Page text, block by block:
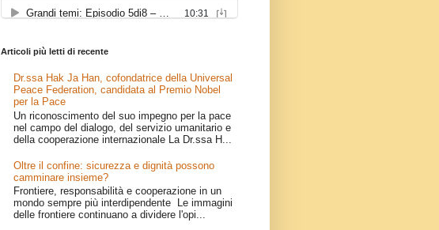
Articoli più letti di recente
Dr.ssa Hak Ja Han, cofondatrice della Universal
Peace Federation, candidata al Premio Nobel
per la Pace
Un riconoscimento del suo impegno per la pace
nel campo del dialogo, del servizio umanitario e
della cooperazione internazionale La Dr.ssa H...
Oltre il confine: sicurezza e dignità possono
camminare insieme?
Frontiere, responsabilità e cooperazione in un
mondo sempre più interdipendente Le immagini
delle frontiere continuano a dividere l'opi...